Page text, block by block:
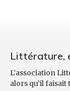
Littérature,
L’association
alors qu’il